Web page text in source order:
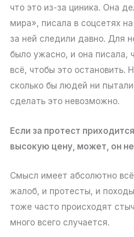
что это из-за циника. Она
мира», писала в соцсетях
за ней следили давно. Для
было ужасно, и она писала,
всё, чтобы это остановить.
сколько бы людей ни
сделать это невозможно.
Если за протест
высокую цену, может, он
Смысл имеет абсолютно
жалоб, и протесты, и
тоже часто происходят
много всего случается.